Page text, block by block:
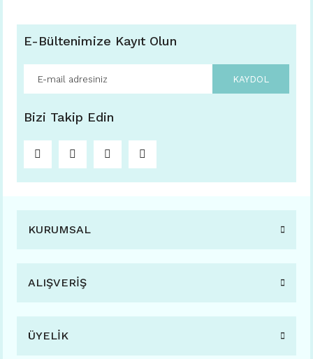
E-Bültenimize Kayıt Olun
KAYDOL
Bizi Takip Edin
KURUMSAL
ALIŞVERİŞ
ÜYELİK